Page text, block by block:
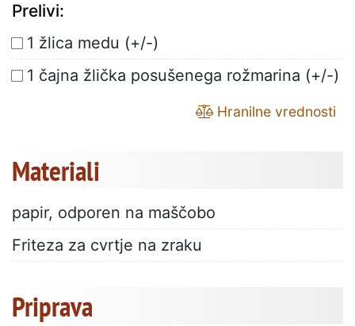
Prelivi:
1 žlica medu (+/-)
1 čajna žlička posušenega rožmarina (+/-)
Hranilne vrednosti
Materiali
papir, odporen na maščobo
Friteza za cvrtje na zraku
Priprava